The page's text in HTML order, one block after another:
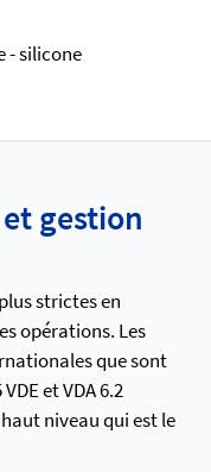
- silicone
gestion
strictes en
opérations. Les
que sont
et VDA 6.2
niveau qui est le